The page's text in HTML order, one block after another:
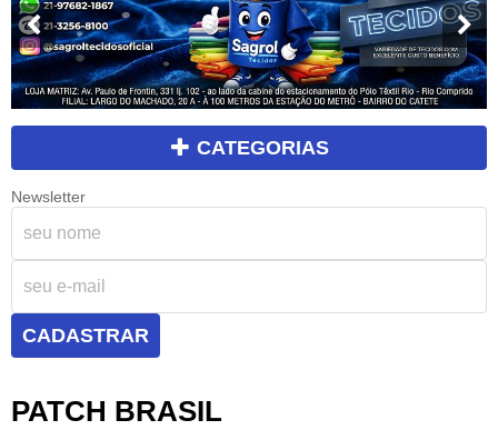
CATEGORIAS
Newsletter
CADASTRAR
PATCH BRASIL